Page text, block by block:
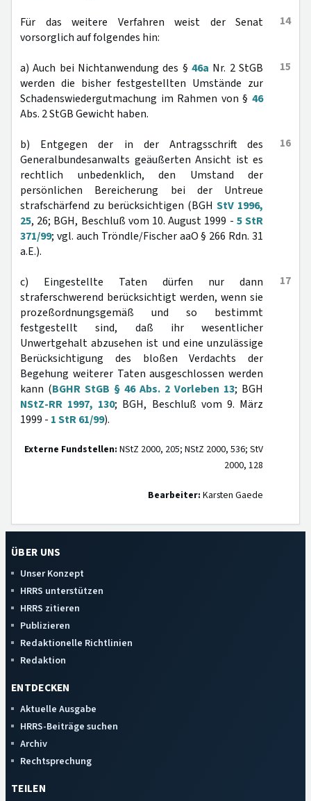
14
Für das weitere Verfahren weist der Senat
vorsorglich auf folgendes hin:
15
a) Auch bei Nichtanwendung des § 46a Nr. 2 StGB
werden die bisher festgestellten Umstände zur
Schadenswiedergutmachung im Rahmen von § 46
Abs. 2 StGB Gewicht haben.
16
b) Entgegen der in der Antragsschrift des
Generalbundesanwalts geäußerten Ansicht ist es
rechtlich unbedenklich, den Umstand der
persönlichen Bereicherung bei der Untreue
strafschärfend zu berücksichtigen (BGH StV 1996,
25, 26; BGH, Beschluß vom 10. August 1999 - 5 StR
371/99; vgl. auch Tröndle/Fischer aaO § 266 Rdn. 31
a.E.).
17
c) Eingestellte Taten dürfen nur dann
straferschwerend berücksichtigt werden, wenn sie
prozeßordnungsgemäß und so bestimmt
festgestellt sind, daß ihr wesentlicher
Unwertgehalt abzusehen ist und eine unzulässige
Berücksichtigung des bloßen Verdachts der
Begehung weiterer Taten ausgeschlossen werden
kann (BGHR StGB § 46 Abs. 2 Vorleben 13; BGH
NStZ-RR 1997, 130; BGH, Beschluß vom 9. März
1999 - 1 StR 61/99).
Externe Fundstellen: NStZ 2000, 205; NStZ 2000, 536; StV
2000, 128
Bearbeiter: Karsten Gaede
ÜBER UNS
Unser Konzept
HRRS unterstützen
HRRS zitieren
Publizieren
Redaktionelle Richtlinien
Redaktion
ENTDECKEN
Aktuelle Ausgabe
HRRS-Beiträge suchen
Archiv
Rechtsprechung
TEILEN